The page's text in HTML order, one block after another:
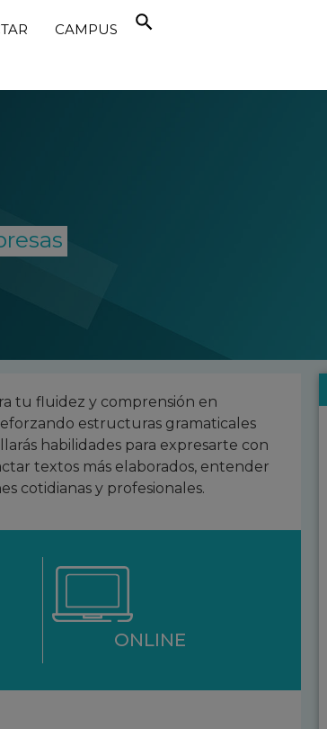
CAMPUS
tu fluidez y comprensión en
estructuras gramaticales
habilidades para expresarte con
textos más elaborados, entender
cotidianas y profesionales.
ONLINE